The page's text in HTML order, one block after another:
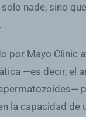
nade, sino
por Mayo Clinic
—es decir, el
la capacidad de